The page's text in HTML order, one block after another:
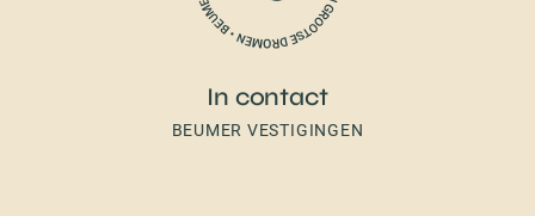
In contact
BEUMER VESTIGINGEN